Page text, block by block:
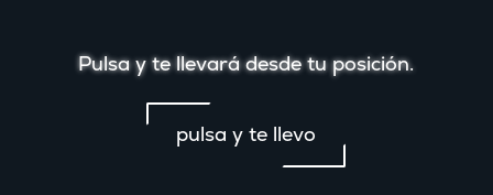
Pulsa y te llevará desde tu posición.
pulsa y te llevo